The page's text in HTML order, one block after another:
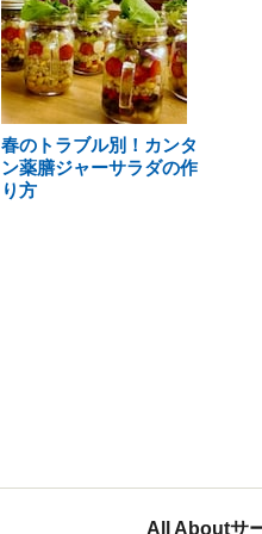
春のトラブル別！カンタ
ン薬膳ジャーサラダの作
り方
All Aboutサ